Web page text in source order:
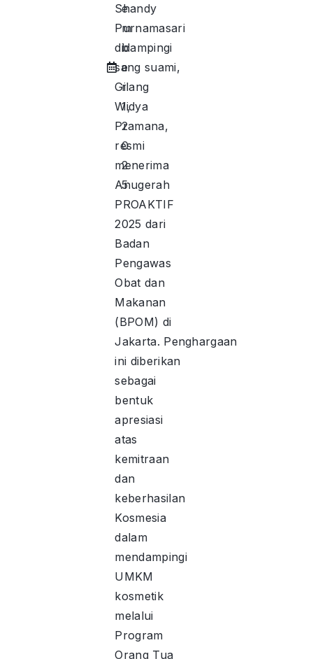
e
m
b
e
r
1,
2
0
2
5
Shandy
Purnamasari
didampingi
sang suami,
Gilang
Widya
Pramana,
resmi
menerima
Anugerah
PROAKTIF
2025 dari
Badan
Pengawas
Obat dan
Makanan
(BPOM) di
Jakarta. Penghargaan
ini diberikan
sebagai
bentuk
apresiasi
atas
kemitraan
dan
keberhasilan
Kosmesia
dalam
mendampingi
UMKM
kosmetik
melalui
Program
Orang Tua